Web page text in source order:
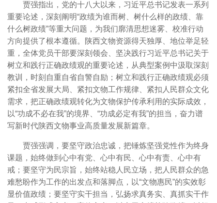
贾强指出，党的十八大以来，习近平总书记发表一系列
重要论述，深刻阐明“政绩为谁而树、树什么样的政绩、靠
什么树政绩”等重大问题，为我们廓清思想迷雾、校准行动
方向提供了根本遵循。陕西文物资源得天独厚、地位举足轻
重，全体党员干部要深刻领会、坚决践行习近平总书记关于
树立和践行正确政绩观的重要论述，从典型案例中汲取深刻
教训，时刻自重自省自警自励；树立和践行正确政绩观必须
紧扣全省发展大局、紧扣文物工作规律、紧扣人民群众文化
需求，把正确政绩观转化为文物保护传承利用的实际成效，
以“功成不必在我”的境界、“功成必定有我”的担当，奋力谱
写新时代陕西文物事业高质量发展新篇章。
贾强强调，要坚守政治忠诚，把锤炼坚强党性作为终身
课题，始终做到心中有党、心中有民、心中有责、心中有
戒；要坚守为民宗旨，始终站稳人民立场，把人民群众的急
难愁盼作为工作的出发点和落脚点，以“文物惠民”的实效彰
显价值政绩；要坚守实干担当，弘扬求真务实、真抓实干作